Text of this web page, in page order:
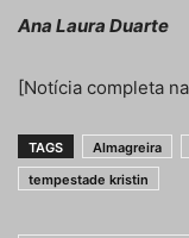
Ana Laura Duarte
[Notícia completa
TAGS Almagreira
tempestade kristin